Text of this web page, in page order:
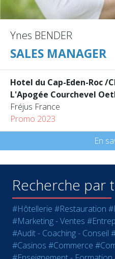
Ynes BENDER
SALES MANAGER
Hotel du Cap-Eden-Roc /
L'Apogée Courchevel
Fréjus France
Promo 2023
En
Recherche par
#Hôtellerie #Restauration
#Marketing - Ventes
#Audit - Coaching - Conseil
#Casinos #Commerce